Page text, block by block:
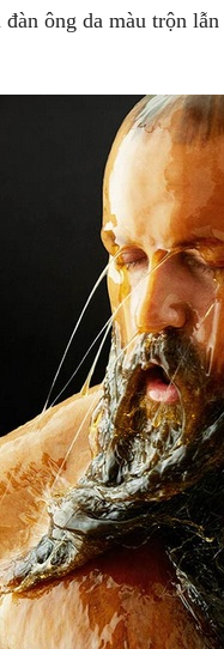
ông da màu trộn